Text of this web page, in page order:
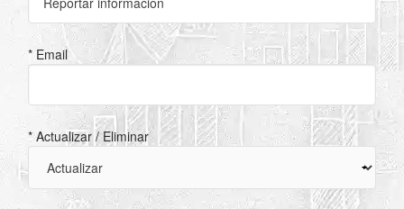
* Email
* Actualizar / Eliminar